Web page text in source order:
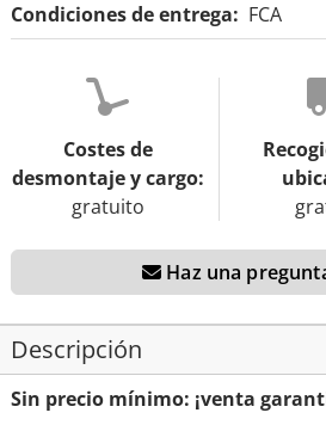
Condiciones de entrega: FCA
Costes de
desmontaje y cargo:
gratuito
Haz una
Descripción
Sin precio mínimo: ¡venta